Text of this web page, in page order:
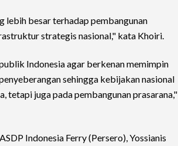
lebih besar terhadap pembangunan
strategis nasional," kata Khoiri.
Indonesia agar berkenan memimpin
sehingga kebijakan nasional
tetapi juga pada pembangunan prasarana,"
Indonesia Ferry (Persero), Yossianis